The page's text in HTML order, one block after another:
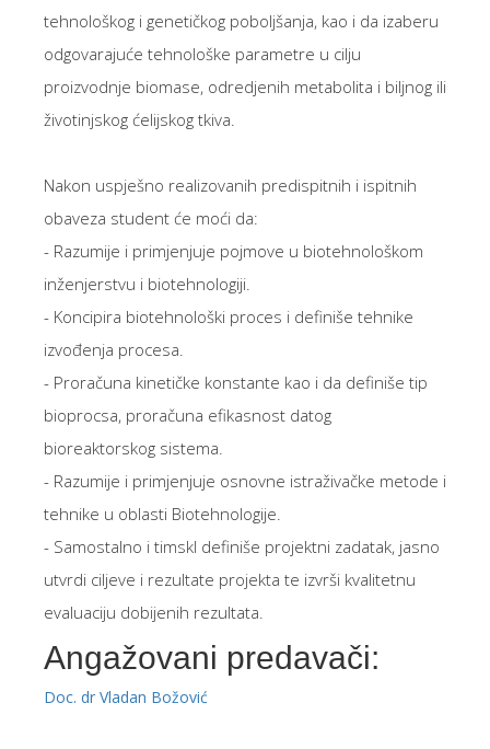
tehnološkog i genetičkog poboljšanja, kao i da izaberu
odgovarajuće tehnološke parametre u cilju
proizvodnje biomase, odredjenih metabolita i biljnog ili
životinjskog ćelijskog tkiva.
Nakon uspješno realizovanih predispitnih i ispitnih
obaveza student će moći da:
- Razumije i primjenjuje pojmove u biotehnološkom
inženjerstvu i biotehnologiji.
- Koncipira biotehnološki proces i definiše tehnike
izvođenja procesa.
- Proračuna kinetičke konstante kao i da definiše tip
bioprocsa, proračuna efikasnost datog
bioreaktorskog sistema.
- Razumije i primjenjuje osnovne istraživačke metode i
tehnike u oblasti Biotehnologije.
- Samostalno i timskI definiše projektni zadatak, jasno
utvrdi ciljeve i rezultate projekta te izvrši kvalitetnu
evaluaciju dobijenih rezultata.
Angažovani predavači:
Doc. dr Vladan Božović